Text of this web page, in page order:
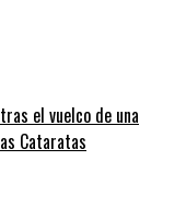
el vuelco de una
Cataratas